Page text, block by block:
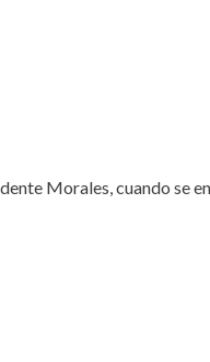
Morales, cuando se